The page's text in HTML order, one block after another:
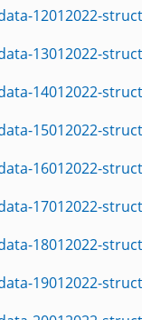
12012022-
13012022-
14012022-
15012022-
16012022-
17012022-
18012022-
19012022-